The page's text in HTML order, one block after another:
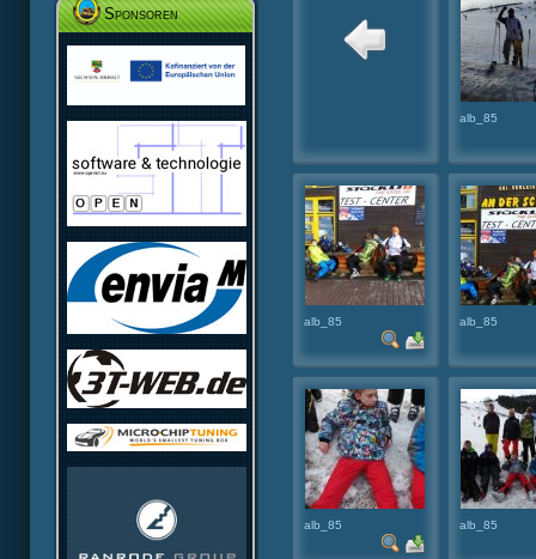
Sponsoren
alb_85
alb_85 alb_85
alb_85 alb_85